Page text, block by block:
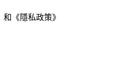
和 《隱私政策》